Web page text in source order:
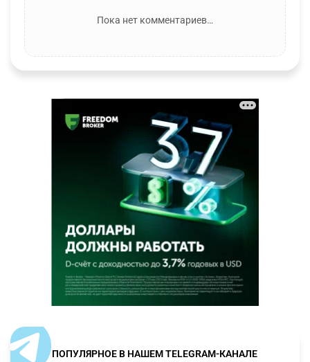
Пока нет комментариев…
ПОПУЛЯРНОЕ В НАШЕМ TELEGRAM-КАНАЛЕ